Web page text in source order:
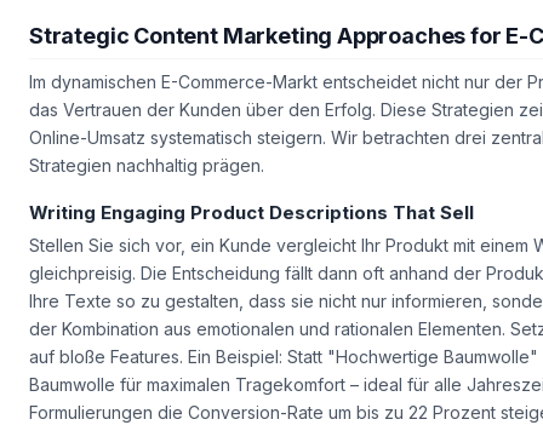
Im dynamischen E-Commerce-Markt entscheidet nicht nur der
das Vertrauen der Kunden über den Erfolg. Diese Strategien
Online-Umsatz systematisch steigern. Wir betrachten drei
Writing Engaging Product Descriptions That Sell
Stellen Sie sich vor, ein Kunde vergleicht Ihr Produkt mit
gleichpreisig. Die Entscheidung fällt dann oft anhand der
Ihre Texte so zu gestalten, dass sie nicht nur informieren,
der Kombination aus emotionalen und rationalen Elementen.
auf bloße Features. Ein Beispiel: Statt "Hochwertige
Baumwolle für maximalen Tragekomfort – ideal für alle